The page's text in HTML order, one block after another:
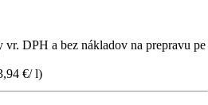
DPH a bez nákladov na prepravu pe
€/ l)